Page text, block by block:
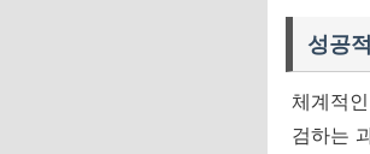
성공
체계적
검하는